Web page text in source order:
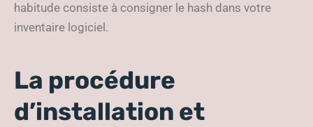
habitude consiste à consigner le hash dans votre
inventaire logiciel.
La procédure
d’installation et